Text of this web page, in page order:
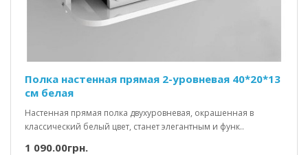
Полка настенная прямая 2-уровневая 40*20*13
см белая
Настенная прямая полка двухуровневая, окрашенная в
классический белый цвет, станет элегантным и функ..
1 090.00грн.